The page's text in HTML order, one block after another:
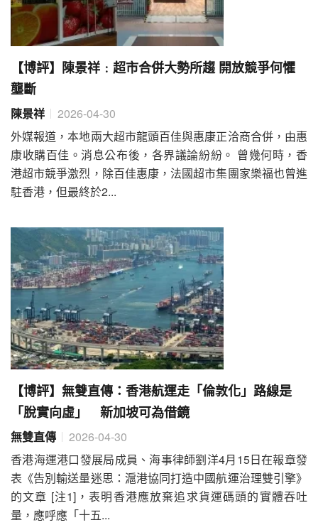
【博評】陳景祥﹕超市合併大勢所趨 開放競爭何懼
壟斷
陳景祥
2026-04-30
外媒報道，本地兩大超市龍頭百佳與惠康正洽商合併，由惠
康收購百佳。消息公布後，各界議論紛紛。 曾幾何時，香
港超市競爭激烈，除百佳惠康，法國超市集團家樂福也曾進
駐香港，但最終於2...
【博評】無雙直傳：香港航運走「倫敦化」路線是
「脫實向虛」 新加坡可為借鏡
無雙直傳
2026-04-30
香港海運港口發展局成員、海事律師劉洋4月15日在報章發
表《告別輸送量迷思：滬港協同打造中國航運治理雙引擎》
的文章 [注1]，表明香港應放棄追求貨運碼頭的實體吞吐
量，應呼應「十五...